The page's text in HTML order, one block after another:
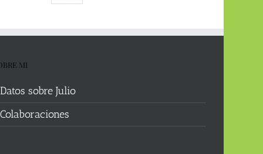
MI
Datos sobre Julio
Colaboraciones